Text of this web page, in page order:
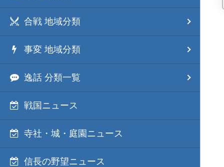
合戦 地域分類
事変 地域分類
逸話 分類一覧
戦国ニュース
寺社・城・庭園ニュース
信長の野望ニュース